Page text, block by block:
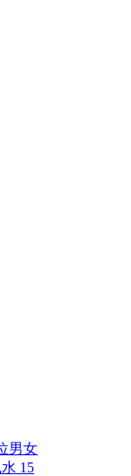
男女
15